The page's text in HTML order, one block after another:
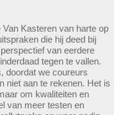
Kasteren van harte op
die hij deed bij
van eerdere
tegen te vallen.
doordat we coureurs
niet aan te rekenen. Het is
om kwaliteiten en
van meer testen en